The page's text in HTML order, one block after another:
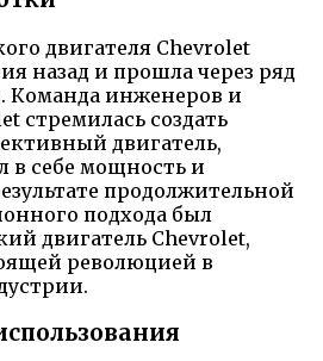
двигателя Chevrolet
назад и прошла через ряд
Команда инженеров и
стремилась создать
двигатель,
в себе мощность и
продолжительной
подхода был
двигатель Chevrolet,
революцией в